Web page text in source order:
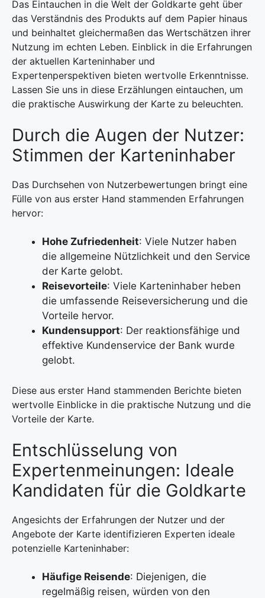
Das Eintauchen in die Welt der Goldkarte geht über
das Verständnis des Produkts auf dem Papier hinaus
und beinhaltet gleichermaßen das Wertschätzen ihrer
Nutzung im echten Leben. Einblick in die Erfahrungen
der aktuellen Karteninhaber und
Expertenperspektiven bieten wertvolle Erkenntnisse.
Lassen Sie uns in diese Erzählungen eintauchen, um
die praktische Auswirkung der Karte zu beleuchten.
Durch die Augen der Nutzer:
Stimmen der Karteninhaber
Das Durchsehen von Nutzerbewertungen bringt eine
Fülle von aus erster Hand stammenden Erfahrungen
hervor:
Hohe Zufriedenheit: Viele Nutzer haben
die allgemeine Nützlichkeit und den Service
der Karte gelobt.
Reisevorteile: Viele Karteninhaber heben
die umfassende Reiseversicherung und die
Vorteile hervor.
Kundensupport: Der reaktionsfähige und
effektive Kundenservice der Bank wurde
gelobt.
Diese aus erster Hand stammenden Berichte bieten
wertvolle Einblicke in die praktische Nutzung und die
Vorteile der Karte.
Entschlüsselung von
Expertenmeinungen: Ideale
Kandidaten für die Goldkarte
Angesichts der Erfahrungen der Nutzer und der
Angebote der Karte identifizieren Experten ideale
potenzielle Karteninhaber:
Häufige Reisende: Diejenigen, die
regelmäßig reisen, würden von den